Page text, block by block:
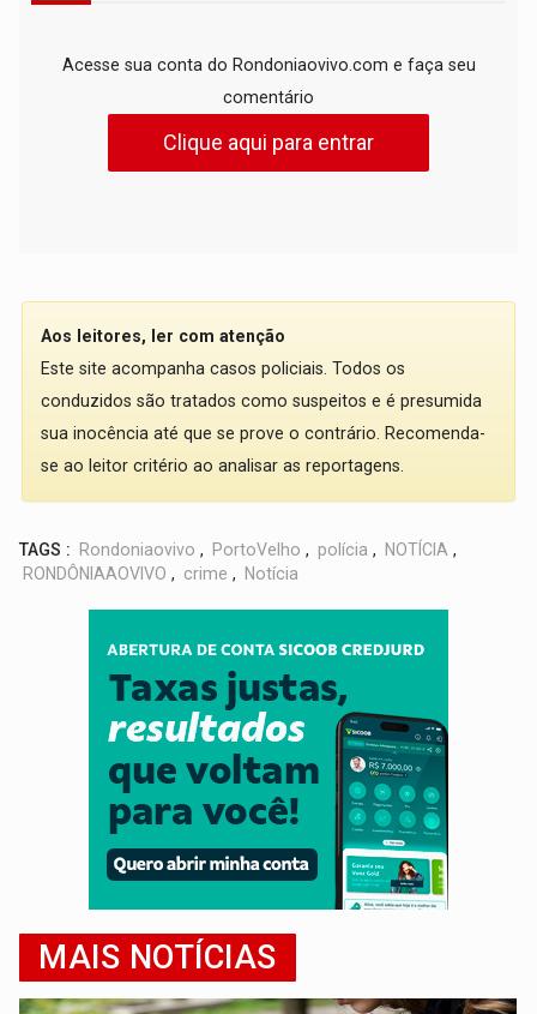
Acesse sua conta do Rondoniaovivo.com e faça seu
comentário
Clique aqui para entrar
Aos leitores, ler com atenção
Este site acompanha casos policiais. Todos os
conduzidos são tratados como suspeitos e é presumida
sua inocência até que se prove o contrário. Recomenda-
se ao leitor critério ao analisar as reportagens.
TAGS : Rondoniaovivo , PortoVelho , polícia , NOTÍCIA ,
RONDÔNIAAOVIVO , crime , Notícia
MAIS NOTÍCIAS